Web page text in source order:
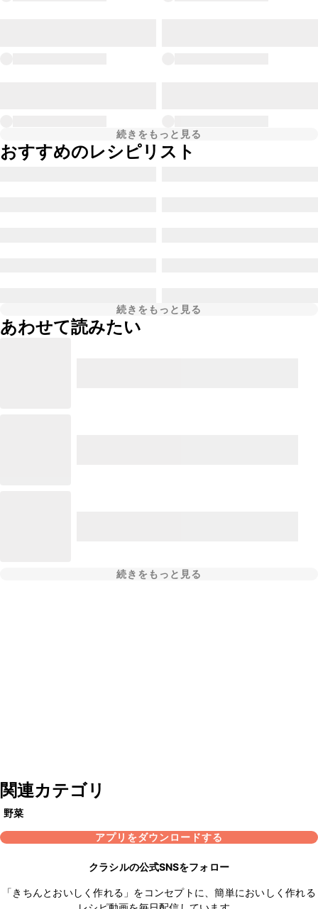
続きをもっと見る
おすすめのレシピリスト
続きをもっと見る
あわせて読みたい
続きをもっと見る
関連カテゴリ
野菜
アプリをダウンロードする
クラシルの公式SNSをフォロー
「きちんとおいしく作れる」をコンセプトに、簡単においしく作れる